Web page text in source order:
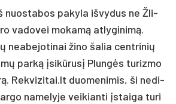
nuo­sta­bos pa­ky­la iš­vy­dus ne Žli­
va­do­vei mo­kamą at­ly­gi­nimą.
nea­be­jo­ti­nai ži­no ša­lia cent­ri­nių
par­ką įsikū­rusį Plungės tu­riz­mo
Rek­vi­zi­tai.lt duo­me­ni­mis, ši ne­di­
na­me­ly­je vei­kian­ti įstai­ga tu­ri